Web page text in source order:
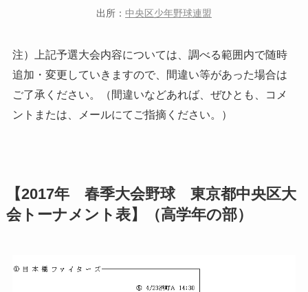
出所： 中央区少年野球連盟
注）上記予選大会内容については、調べる範囲内で随時
追加・変更していきますので、間違い等があった場合は
ご了承ください。（間違いなどあれば、ぜひとも、コメ
ントまたは、メールにてご指摘ください。）
【2017年 春季大会野球 東京都中央区大
会トーナメント表】（高学年の部）